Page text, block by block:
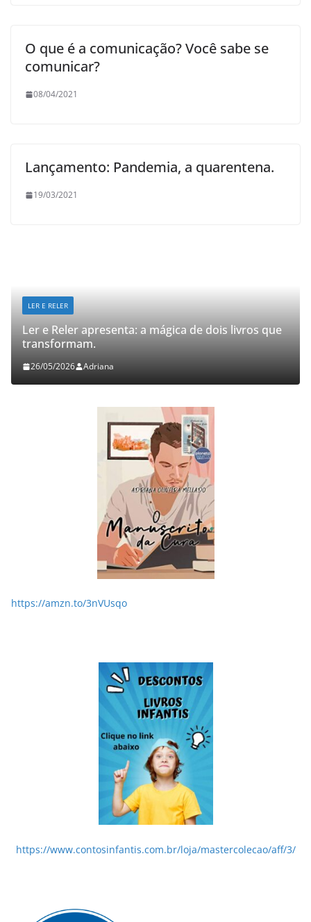
O que é a comunicação? Você sabe se
comunicar?
08/04/2021
Lançamento: Pandemia, a quarentena.
19/03/2021
LER E RELER
Ler e Reler apresenta: a mágica de dois livros que
transformam.
26/05/2026 Adriana
https://amzn.to/3nVUsqo
https://www.contosinfantis.com.br/loja/mastercolecao/aff/3/